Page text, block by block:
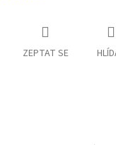
ZEPTAT SE